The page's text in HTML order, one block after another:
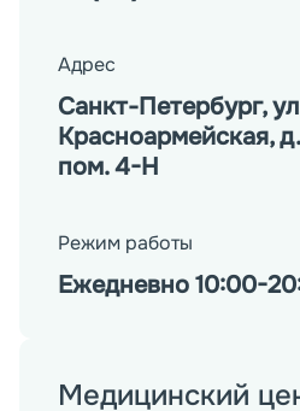
Адрес
Санкт-Петербург,
Красноармейская,
пом. 4-Н
Режим работы
Ежедневно 10:00-
Медицинский